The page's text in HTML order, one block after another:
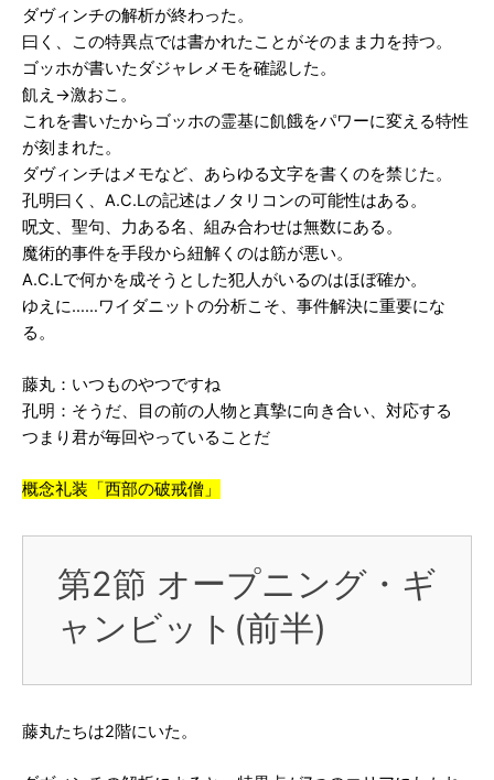
ダヴィンチの解析が終わった。
曰く、この特異点では書かれたことがそのまま力を持つ。
ゴッホが書いたダジャレメモを確認した。
飢え→激おこ。
これを書いたからゴッホの霊基に飢餓をパワーに変える特性
が刻まれた。
ダヴィンチはメモなど、あらゆる文字を書くのを禁じた。
孔明曰く、A.C.Lの記述はノタリコンの可能性はある。
呪文、聖句、力ある名、組み合わせは無数にある。
魔術的事件を手段から紐解くのは筋が悪い。
A.C.Lで何かを成そうとした犯人がいるのはほぼ確か。
ゆえに……ワイダニットの分析こそ、事件解決に重要にな
る。
藤丸：いつものやつですね
孔明：そうだ、目の前の人物と真摯に向き合い、対応する
つまり君が毎回やっていることだ
概念礼装「西部の破戒僧」
第2節 オープニング・ギ
ャンビット(前半)
藤丸たちは2階にいた。